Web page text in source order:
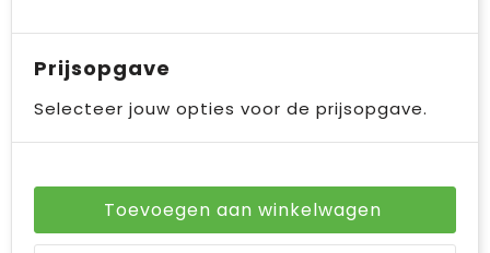
Prijsopgave
Selecteer jouw opties voor de prijsopgave.
Toevoegen aan winkelwagen